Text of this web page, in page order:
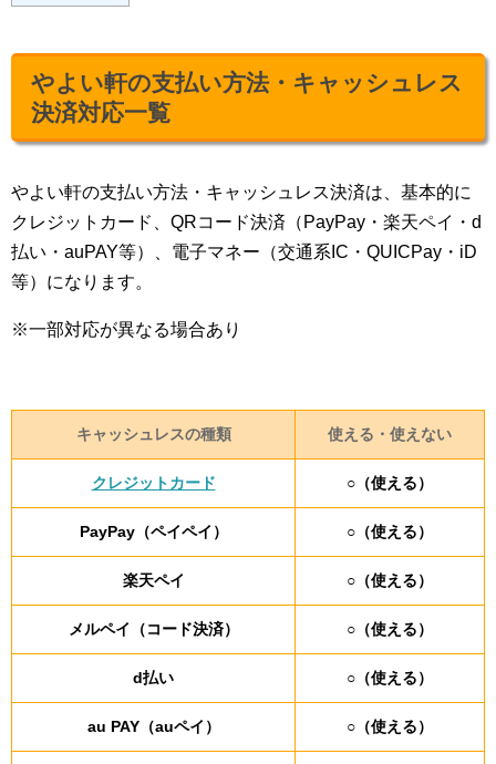
やよい軒の支払い方法・キャッシュレス
決済対応一覧
やよい軒の支払い方法・キャッシュレス決済は、基本的に
クレジットカード、QRコード決済（PayPay・楽天ペイ・d
払い・auPAY等）、電子マネー（交通系IC・QUICPay・iD
等）になります。
※一部対応が異なる場合あり
キャッシュレスの種類 使える・使えない
クレジットカード ○（使える）
PayPay（ペイペイ） ○（使える）
楽天ペイ ○（使える）
メルペイ（コード決済） ○（使える）
d払い ○（使える）
au PAY（auペイ） ○（使える）